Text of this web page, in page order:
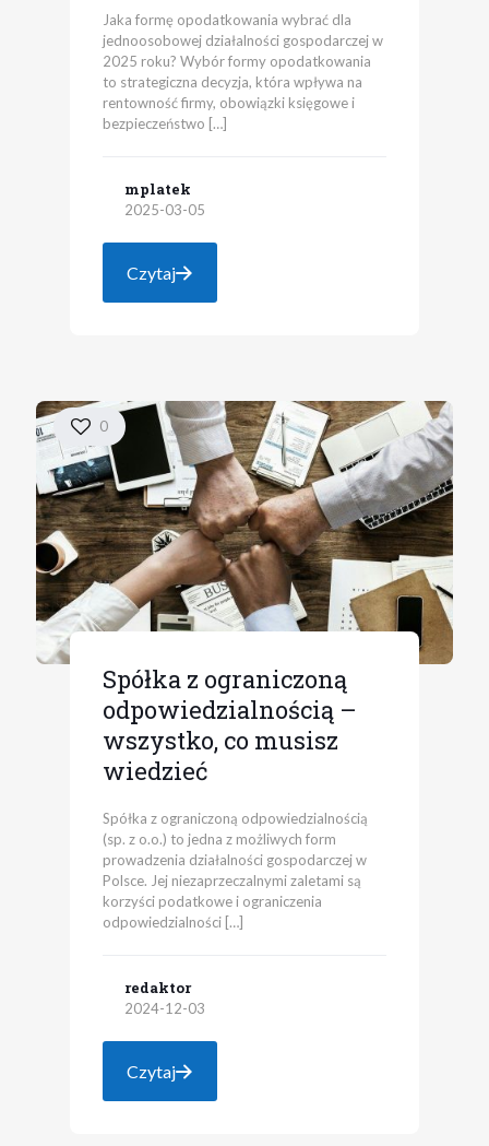
Jaka formę opodatkowania wybrać dla
jednoosobowej działalności gospodarczej w
2025 roku? Wybór formy opodatkowania
to strategiczna decyzja, która wpływa na
rentowność firmy, obowiązki księgowe i
bezpieczeństwo […]
mplatek
2025-03-05
Czytaj
0
Spółka z ograniczoną
odpowiedzialnością –
wszystko, co musisz
wiedzieć
Spółka z ograniczoną odpowiedzialnością
(sp. z o.o.) to jedna z możliwych form
prowadzenia działalności gospodarczej w
Polsce. Jej niezaprzeczalnymi zaletami są
korzyści podatkowe i ograniczenia
odpowiedzialności[…]
redaktor
2024-12-03
Czytaj